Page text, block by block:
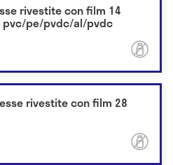
rivestite con film 14
pvc/pe/pvdc/al/pvdc
rivestite con film 28